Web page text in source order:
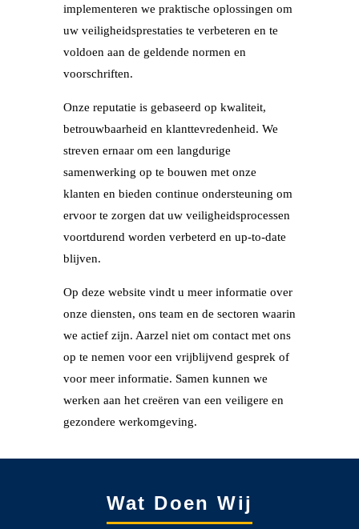
implementeren we praktische oplossingen om
uw veiligheidsprestaties te verbeteren en te
voldoen aan de geldende normen en
voorschriften.
Onze reputatie is gebaseerd op kwaliteit,
betrouwbaarheid en klanttevredenheid. We
streven ernaar om een langdurige
samenwerking op te bouwen met onze
klanten en bieden continue ondersteuning om
ervoor te zorgen dat uw veiligheidsprocessen
voortdurend worden verbeterd en up-to-date
blijven.
Op deze website vindt u meer informatie over
onze diensten, ons team en de sectoren waarin
we actief zijn. Aarzel niet om contact met ons
op te nemen voor een vrijblijvend gesprek of
voor meer informatie. Samen kunnen we
werken aan het creëren van een veiligere en
gezondere werkomgeving.
Wat Doen Wij